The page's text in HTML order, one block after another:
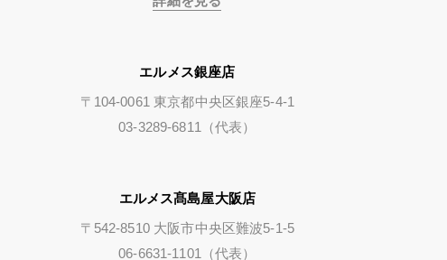
エルメス銀座店
〒104-0061 東京都中央区銀座5-4-1
03-3289-6811（代表）
エルメス髙島屋大阪店
〒542-8510 大阪市中央区難波5-1-5
06-6631-1101（代表）